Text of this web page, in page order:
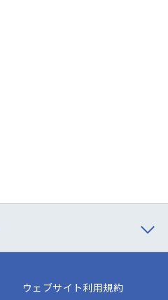
ウェブサイト利用規約